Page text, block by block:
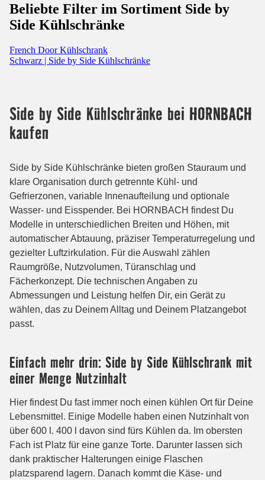
Beliebte Filter im Sortiment Side by
Side Kühlschränke
French Door Kühlschrank
Schwarz | Side by Side Kühlschränke